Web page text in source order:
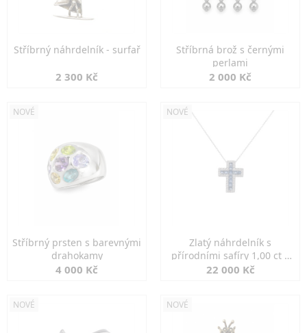
Stříbrný náhrdelník - surfař
2 300 Kč
Stříbrná brož s černými
perlami
2 000 Kč
NOVÉ
Stříbrný prsten s barevnými
drahokamy
4 000 Kč
NOVÉ
Zlatý náhrdelník s
přírodními safíry 1,00 ct a
diamanty
22 000 Kč
NOVÉ NOVÉ